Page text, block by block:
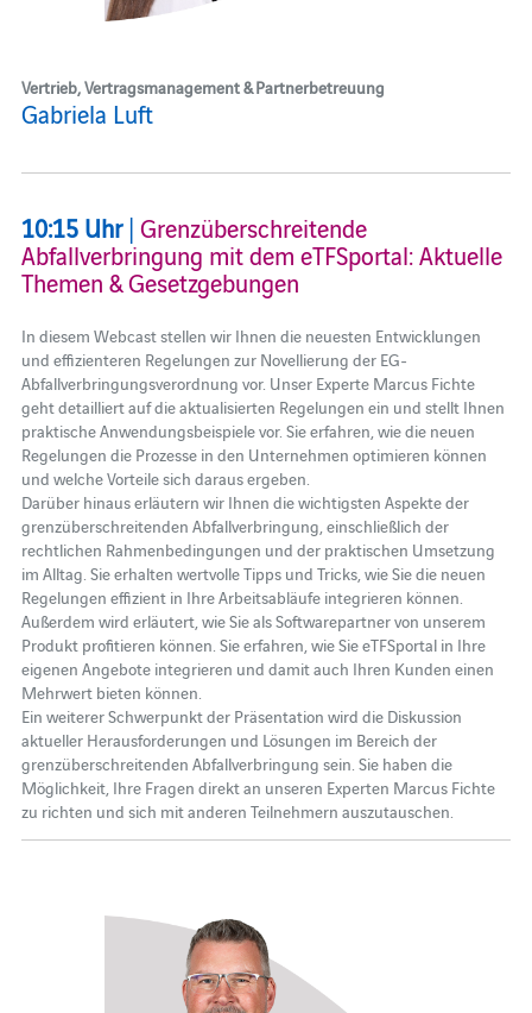
Vertrieb, Vertragsmanagement & Partnerbetreuung
Gabriela Luft
10:15 Uhr| Grenzüberschreitende
Abfallverbringung mit dem eTFSportal: Aktuelle
Themen & Gesetzgebungen
In diesem Webcast stellen wir Ihnen die neuesten Entwicklungen
und effizienteren Regelungen zur Novellierung der EG-
Abfallverbringungsverordnung vor. Unser Experte Marcus Fichte
geht detailliert auf die aktualisierten Regelungen ein und stellt Ihnen
praktische Anwendungsbeispiele vor. Sie erfahren, wie die neuen
Regelungen die Prozesse in den Unternehmen optimieren können
und welche Vorteile sich daraus ergeben.
Darüber hinaus erläutern wir Ihnen die wichtigsten Aspekte der
grenzüberschreitenden Abfallverbringung, einschließlich der
rechtlichen Rahmenbedingungen und der praktischen Umsetzung
im Alltag. Sie erhalten wertvolle Tipps und Tricks, wie Sie die neuen
Regelungen effizient in Ihre Arbeitsabläufe integrieren können.
Außerdem wird erläutert, wie Sie als Softwarepartner von unserem
Produkt profitieren können. Sie erfahren, wie Sie eTFSportal in Ihre
eigenen Angebote integrieren und damit auch Ihren Kunden einen
Mehrwert bieten können.
Ein weiterer Schwerpunkt der Präsentation wird die Diskussion
aktueller Herausforderungen und Lösungen im Bereich der
grenzüberschreitenden Abfallverbringung sein. Sie haben die
Möglichkeit, Ihre Fragen direkt an unseren Experten Marcus Fichte
zu richten und sich mit anderen Teilnehmern auszutauschen.